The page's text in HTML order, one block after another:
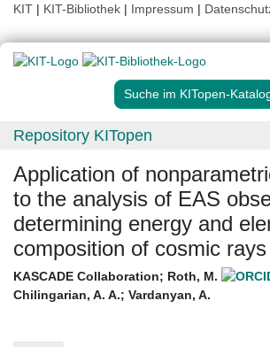
KIT | KIT-Bibliothek | Impressum |
Suche im KITopen-
Repository KITopen
Application of
to the analysis of EAS
determining energy and
composition of cosmic rays
KASCADE Collaboration; Roth, M.
Chilingarian, A. A.; Vardanyan, A.